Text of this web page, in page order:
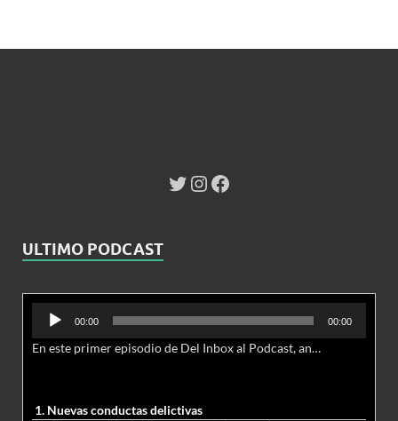
ULTIMO PODCAST
Reproductor
audio
00:00 00:00
En este primer episodio de Del Inbox al Podcast, analizamos junto al abogado Jonathan Brown las nuevas conductas delictivas cibernéticas y la necesidad de hacer modificaciones al Código Penal.
1. Nuevas conductas delictivas